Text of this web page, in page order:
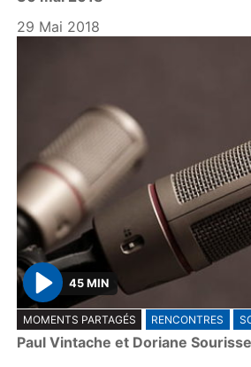
y
29 Mai 2018
P
l
a
45 MIN
MOMENTS PARTAGÉS RENCONTRES
Paul Vintache et Doriane